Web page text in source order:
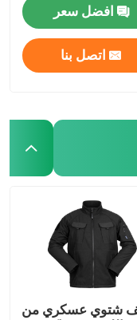
افضل سعر
اتصل بنا
شتوي عسكري من